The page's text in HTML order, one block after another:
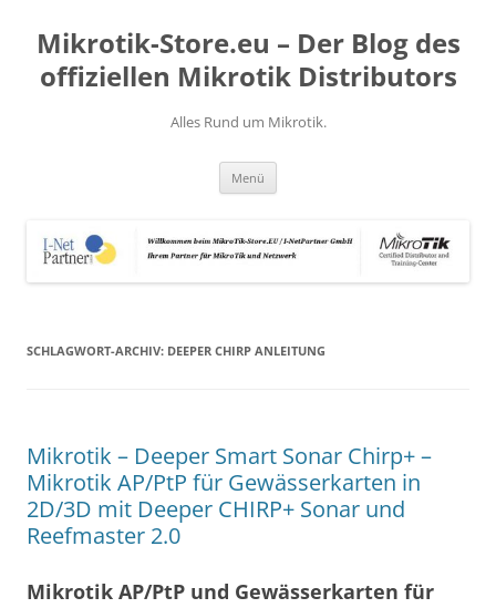
springen
Mikrotik-Store.eu – Der Blog des
offiziellen Mikrotik Distributors
Alles Rund um Mikrotik.
Menü
SCHLAGWORT-ARCHIV: DEEPER CHIRP ANLEITUNG
Mikrotik – Deeper Smart Sonar Chirp+ –
Mikrotik AP/PtP für Gewässerkarten in
2D/3D mit Deeper CHIRP+ Sonar und
Reefmaster 2.0
Mikrotik AP/PtP und Gewässerkarten für